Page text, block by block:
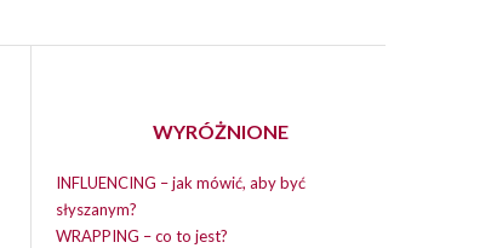
WYRÓŻNIONE
INFLUENCING – jak mówić, aby być
słyszanym?
WRAPPING – co to jest?